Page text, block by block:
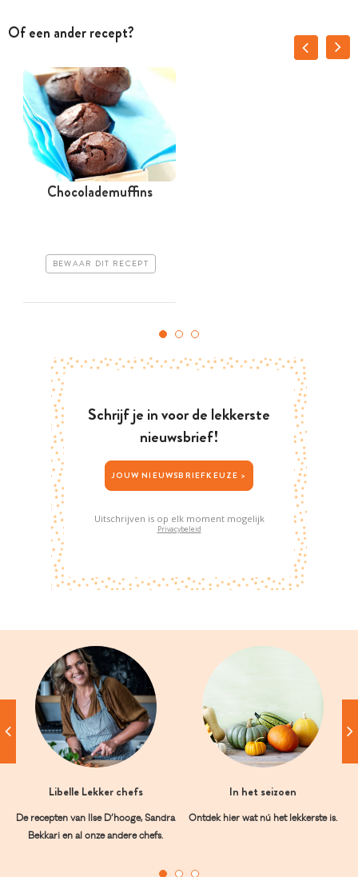
Of een ander recept?
Chocolademuffins
BEWAAR DIT RECEPT
Schrijf je in voor de lekkerste
nieuwsbrief!
JOUW NIEUWSBRIEFKEUZE >
Uitschrijven is op elk moment mogelijk
Privacybeleid
Libelle Lekker chefs
De recepten van Ilse D’hooge, Sandra
Bekkari en al onze andere chefs.
In het seizoen
Ontdek hier wat nú het lekkerste is.